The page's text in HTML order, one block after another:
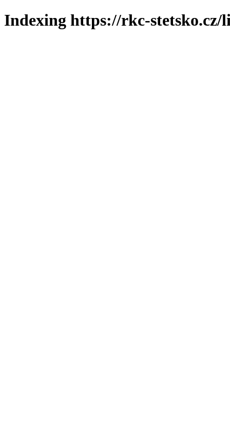
Indexing https://rkc-stetsko.cz/